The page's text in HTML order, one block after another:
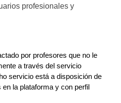
profesionales y
por profesores que no le
a través del servicio
servicio está a disposición de
la plataforma y con perfil